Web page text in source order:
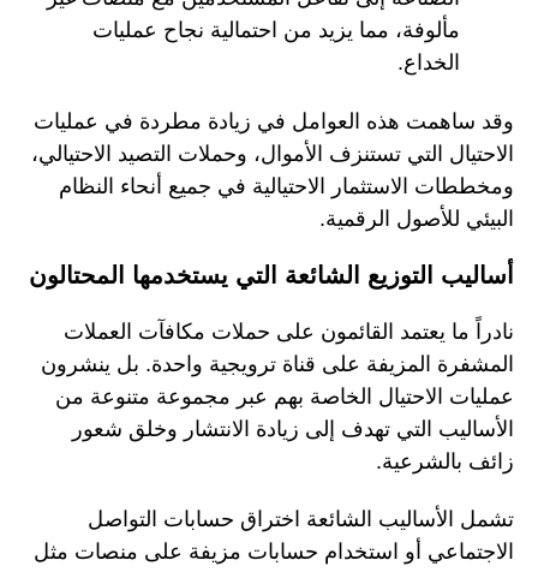
مألوفة، مما يزيد من احتمالية نجاح عمليات
الخداع.
وقد ساهمت هذه العوامل في زيادة مطردة في عمليات
الاحتيال التي تستنزف الأموال، وحملات التصيد الاحتيالي،
ومخططات الاستثمار الاحتيالية في جميع أنحاء النظام
البيئي للأصول الرقمية.
أساليب التوزيع الشائعة التي يستخدمها المحتالون
نادراً ما يعتمد القائمون على حملات مكافآت العملات
المشفرة المزيفة على قناة ترويجية واحدة. بل ينشرون
عمليات الاحتيال الخاصة بهم عبر مجموعة متنوعة من
الأساليب التي تهدف إلى زيادة الانتشار وخلق شعور
زائف بالشرعية.
تشمل الأساليب الشائعة اختراق حسابات التواصل
الاجتماعي أو استخدام حسابات مزيفة على منصات مثل